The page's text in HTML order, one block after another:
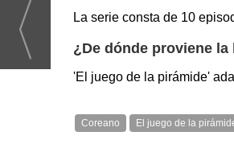
La serie consta de 10
¿De dónde proviene
'El juego de la pirámide'
Coreano El juego de la